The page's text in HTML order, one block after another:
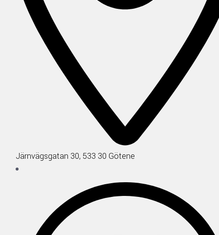
Järnvägsgatan 30, 533 30 Götene